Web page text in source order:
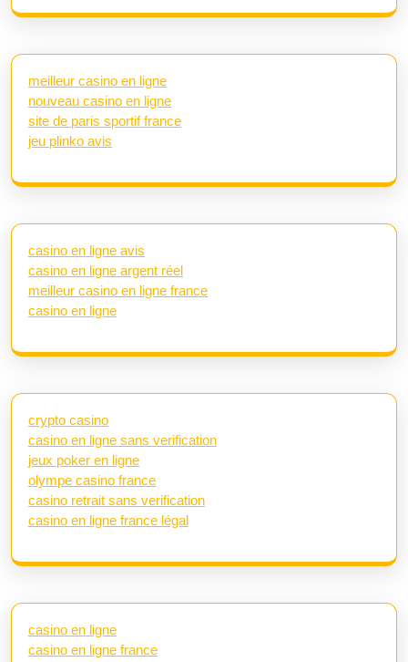
meilleur casino en ligne
nouveau casino en ligne
site de paris sportif france
jeu plinko avis
casino en ligne avis
casino en ligne argent réel
meilleur casino en ligne france
casino en ligne
crypto casino
casino en ligne sans verification
jeux poker en ligne
olympe casino france
casino retrait sans verification
casino en ligne france légal
casino en ligne
casino en ligne france